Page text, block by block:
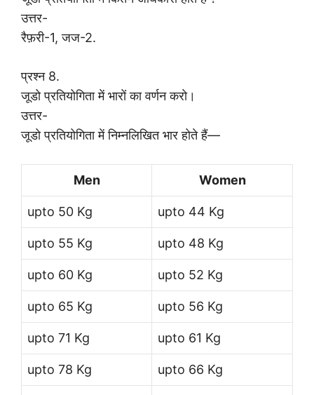
उत्तर-
रैफ़री-1, जज-2.
प्रश्न 8.
जूडो प्रतियोगिता में भारों का वर्णन करो।
उत्तर-
जूडो प्रतियोगिता में निम्नलिखित भार होते हैं—
Men Women
upto 50 Kg upto 44 Kg
upto 55 Kg upto 48 Kg
upto 60 Kg upto 52 Kg
upto 65 Kg upto 56 Kg
upto 71 Kg upto 61 Kg
upto 78 Kg upto 66 Kg